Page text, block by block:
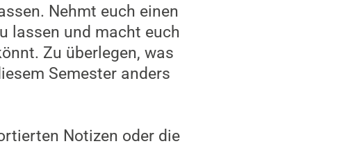
Nehmt euch einen
lassen und macht euch
Zu überlegen, was
Semester anders
Notizen oder die